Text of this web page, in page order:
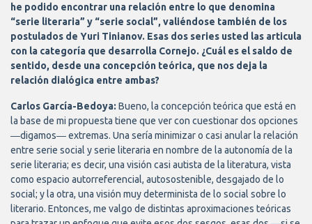
he podido encontrar una relación entre lo que denomina
“serie literaria” y “serie social”, valiéndose también de los
postulados de Yuri Tinianov. Esas dos series usted las articula
con la categoría que desarrolla Cornejo. ¿Cuál es el saldo de
sentido, desde una concepción teórica, que nos deja la
relación dialógica entre ambas?
Carlos García-Bedoya: Bueno, la concepción teórica que está en
la base de mi propuesta tiene que ver con cuestionar dos opciones
―digamos― extremas. Una sería minimizar o casi anular la relación
entre serie social y serie literaria en nombre de la autonomía de la
serie literaria; es decir, una visión casi autista de la literatura, vista
como espacio autorreferencial, autosostenible, desgajado de lo
social; y la otra, una visión muy determinista de lo social sobre lo
literario. Entonces, me valgo de distintas aproximaciones teóricas